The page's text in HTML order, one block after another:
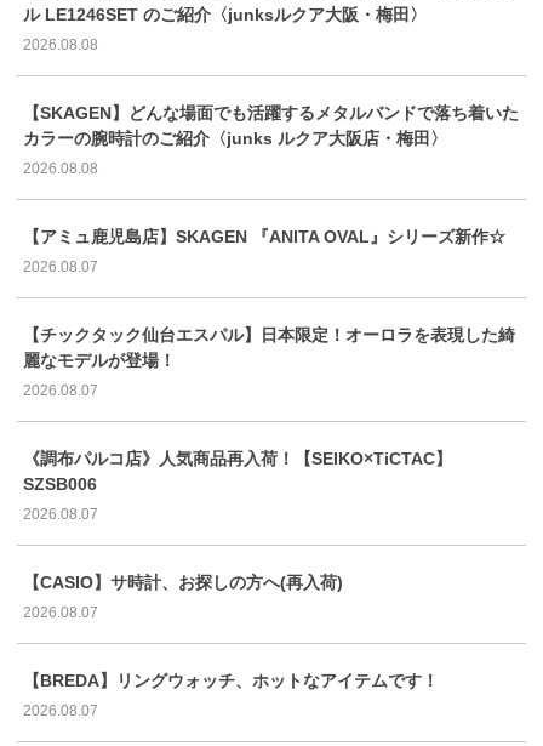
ル LE1246SET のご紹介〈junksルクア大阪・梅田〉
2026.08.08
【SKAGEN】どんな場面でも活躍するメタルバンドで落ち着いた
カラーの腕時計のご紹介〈junks ルクア大阪店・梅田〉
2026.08.08
【アミュ鹿児島店】SKAGEN 『ANITA OVAL』シリーズ新作☆
2026.08.07
【チックタック仙台エスパル】日本限定！オーロラを表現した綺
麗なモデルが登場！
2026.08.07
《調布パルコ店》人気商品再入荷！【SEIKO×TiCTAC】
SZSB006
2026.08.07
【CASIO】サ時計、お探しの方へ(再入荷)
2026.08.07
【BREDA】リングウォッチ、ホットなアイテムです！
2026.08.07